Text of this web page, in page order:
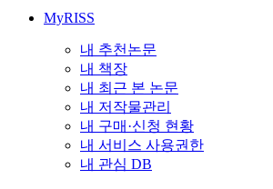
MyRISS
내 추천논문
내 책장
내 최근 본 논문
내 저작물관리
내 구매·신청 현황
내 서비스 사용권한
내 관심 DB